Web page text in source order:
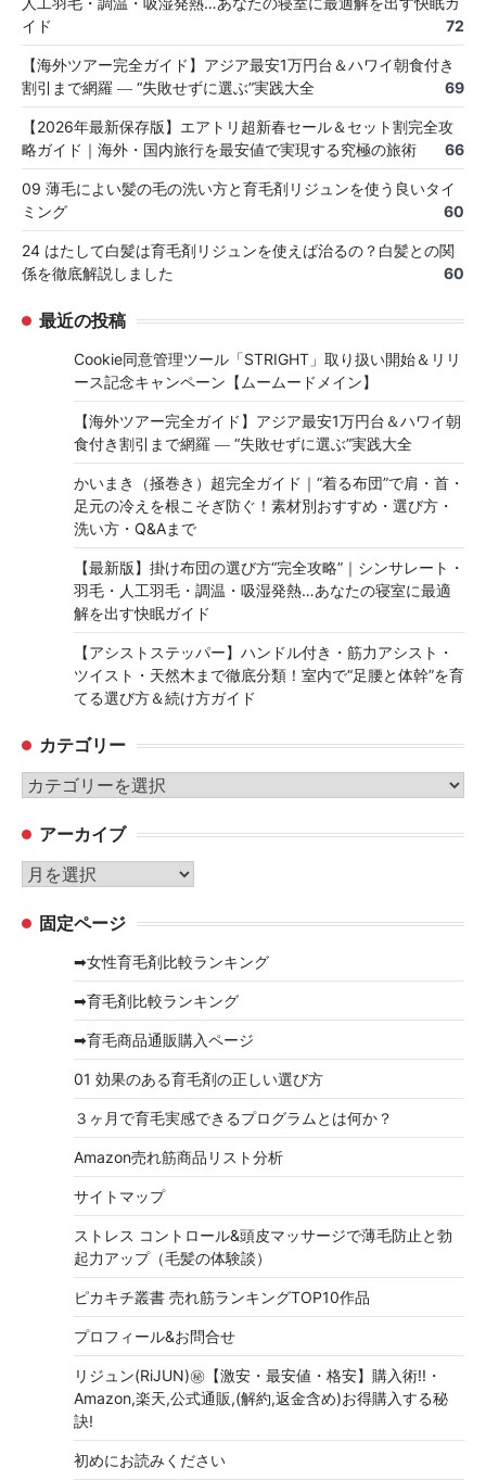
イド
72
【海外ツアー完全ガイド】アジア最安1万円台＆ハワイ朝食付き
割引まで網羅 ― “失敗せずに選ぶ”実践大全
69
【2026年最新保存版】エアトリ超新春セール＆セット割完全攻
略ガイド｜海外・国内旅行を最安値で実現する究極の旅術
66
09 薄毛によい髪の毛の洗い方と育毛剤リジュンを使う良いタイ
ミング
60
24 はたして白髪は育毛剤リジュンを使えば治るの？白髪との関
係を徹底解説しました
60
最近の投稿
Cookie同意管理ツール「STRIGHT」取り扱い開始＆リリ
ース記念キャンペーン【ムームードメイン】
【海外ツアー完全ガイド】アジア最安1万円台＆ハワイ朝
食付き割引まで網羅 ― “失敗せずに選ぶ”実践大全
かいまき（掻巻き）超完全ガイド｜“着る布団”で肩・首・
足元の冷えを根こそぎ防ぐ！素材別おすすめ・選び方・
洗い方・Q&Aまで
【最新版】掛け布団の選び方“完全攻略”｜シンサレート・
羽毛・人工羽毛・調温・吸湿発熱…あなたの寝室に最適
解を出す快眠ガイド
【アシストステッパー】ハンドル付き・筋力アシスト・
ツイスト・天然木まで徹底分類！室内で“足腰と体幹”を育
てる選び方＆続け方ガイド
カテゴリー
カ
ゴ
リ
ー
アーカイブ
ア
カ 固定ページ
➡女性育毛剤比較ランキング
➡育毛剤比較ランキング
➡育毛商品通販購入ページ
01 効果のある育毛剤の正しい選び方
３ヶ月で育毛実感できるプログラムとは何か？
Amazon売れ筋商品リスト分析
サイトマップ
ストレス コントロール&頭皮マッサージで薄毛防止と勃
起力アップ（毛髪の体験談）
ピカキチ叢書 売れ筋ランキングTOP10作品
プロフィール&お問合せ
リジュン(RiJUN)㊙【激安・最安値・格安】購入術!!・
Amazon,楽天,公式通販,(解約,返金含め)お得購入する秘
訣!
初めにお読みください